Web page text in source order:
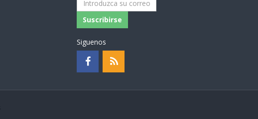
Suscribirse
Siguenos